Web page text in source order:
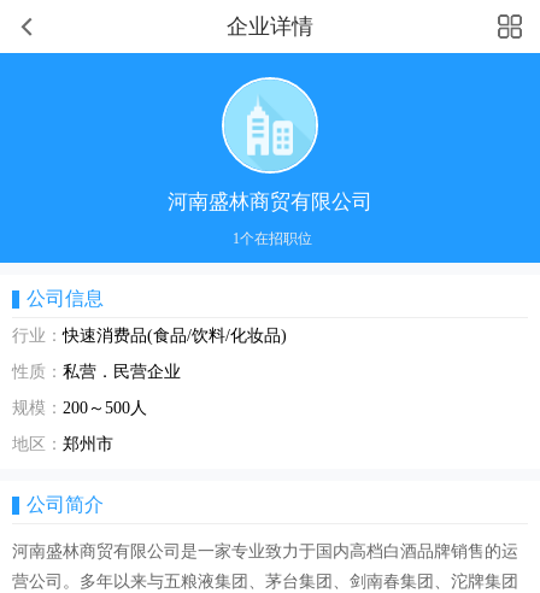
企业详情
河南盛林商贸有限公司
1个在招职位
公司信息
行业：快速消费品(食品/饮料/化妆品)
性质： 私营．民营企业
规模： 200～500人
地区： 郑州市
公司简介
河南盛林商贸有限公司是一家专业致力于国内高档白酒品牌销售的运
营公司。多年以来与五粮液集团、茅台集团、剑南春集团、沱牌集团